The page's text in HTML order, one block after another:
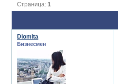
Страница:1
Diomita
Бизнесмен